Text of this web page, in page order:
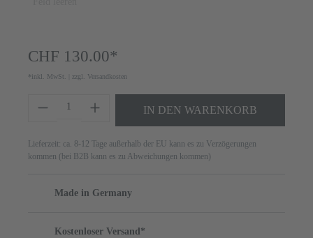
CHF 130.00*
*inkl. MwSt. | zzgl. Versandkosten
Produkt Anzahl: Gib den gewünschten
IN DEN WARENKORB
Lieferzeit: ca. 8-12 Tage außerhalb der EU kann es zu Verzögerungen
kommen (bei B2B kann es zu Abweichungen kommen)
Made in Germany
Kostenloser Versand*